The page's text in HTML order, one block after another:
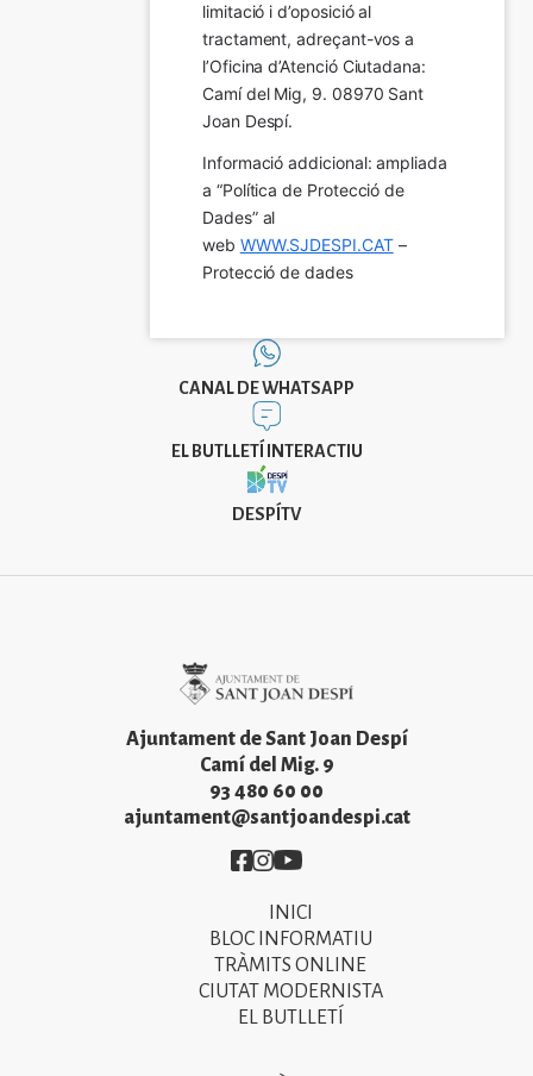
limitació i d’oposició al
tractament, adreçant-vos a
l’Oficina d’Atenció Ciutadana:
Camí del Mig, 9. 08970 Sant
Joan Despí.
Informació addicional: ampliada
a “Política de Protecció de
Dades” al
web WWW.SJDESPI.CAT –
Protecció de dades
CANAL DE WHATSAPP
EL BUTLLETÍ INTERACTIU
DESPÍTV
Ajuntament de Sant Joan Despí
Camí del Mig. 9
93 480 60 00
ajuntament@santjoandespi.cat
Imatge
Imatge
Imatge
INICI
BLOC INFORMATIU
TRÀMITS ONLINE
CIUTAT MODERNISTA
EL BUTLLETÍ